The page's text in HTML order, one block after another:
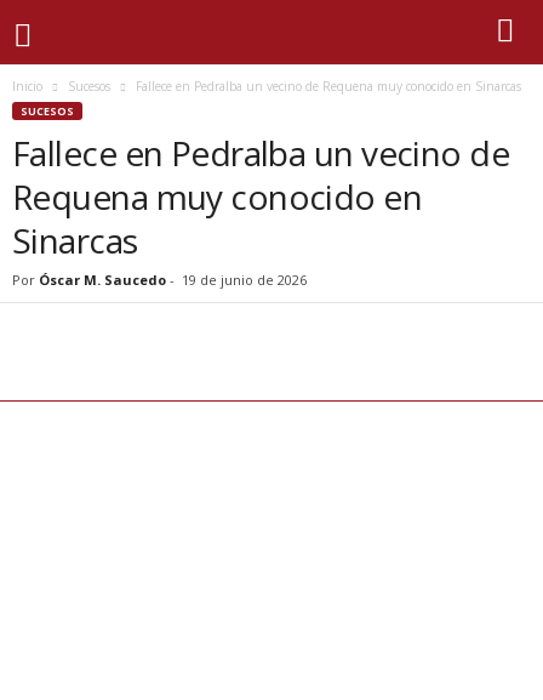
Inicio Sucesos Fallece en Pedralba un vecino de Requena muy conocido en Sinarcas
SUCESOS
Fallece en Pedralba un vecino de
Requena muy conocido en
Sinarcas
Por Óscar M. Saucedo - 19 de junio de 2026